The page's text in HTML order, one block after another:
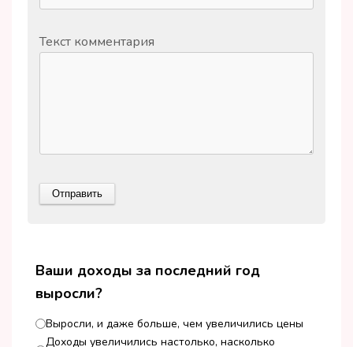
Текст комментария
Ваши доходы за последний год
выросли?
Выросли, и даже больше, чем увеличились цены
Доходы увеличились настолько, насколько